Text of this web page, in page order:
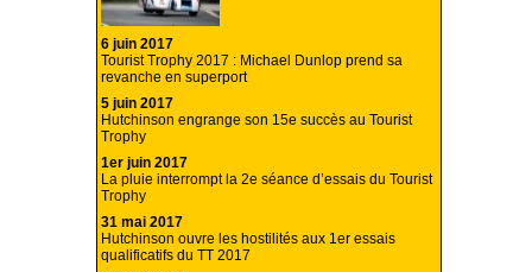
6 juin 2017
Tourist Trophy 2017 : Michael Dunlop prend sa
revanche en superport
5 juin 2017
Hutchinson engrange son 15e succès au Tourist
Trophy
1er juin 2017
La pluie interrompt la 2e séance d’essais du Tourist
Trophy
31 mai 2017
Hutchinson ouvre les hostilités aux 1er essais
qualificatifs du TT 2017